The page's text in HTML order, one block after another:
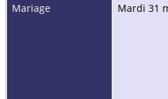
Mariage
Mardi 31